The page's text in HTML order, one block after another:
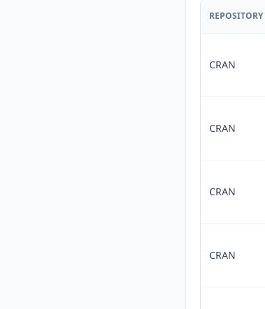
REPOSITORY
CRAN
CRAN
CRAN
CRAN